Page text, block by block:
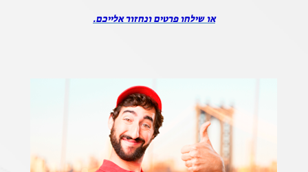
או שילחו פרטים ונחזור אלייכם.